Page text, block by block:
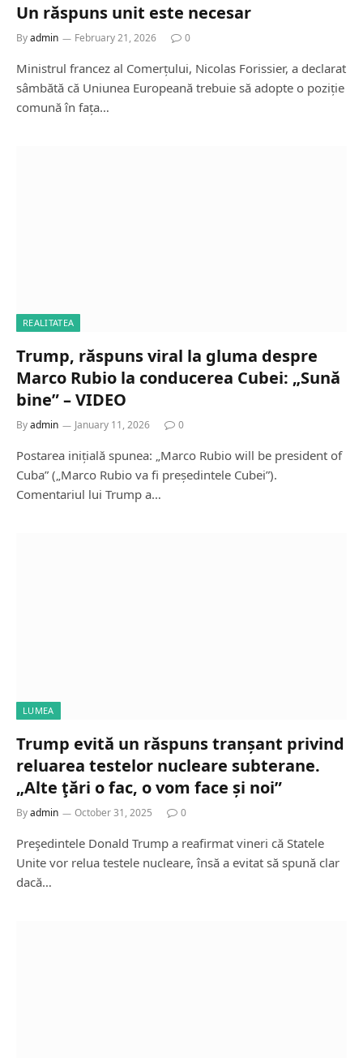
Un răspuns unit este necesar
Byadmin February 21, 2026 0
Ministrul francez al Comerțului, Nicolas Forissier, a declarat
sâmbătă că Uniunea Europeană trebuie să adopte o poziție
comună în fața…
REALITATEA
Trump, răspuns viral la gluma despre
Marco Rubio la conducerea Cubei: „Sună
bine” – VIDEO
Byadmin January 11, 2026 0
Postarea inițială spunea: „Marco Rubio will be president of
Cuba” („Marco Rubio va fi președintele Cubei”).
Comentariul lui Trump a…
LUMEA
Trump evită un răspuns tranșant privind
reluarea testelor nucleare subterane.
„Alte ţări o fac, o vom face și noi”
Byadmin October 31, 2025 0
Preşedintele Donald Trump a reafirmat vineri că Statele
Unite vor relua testele nucleare, însă a evitat să spună clar
dacă…